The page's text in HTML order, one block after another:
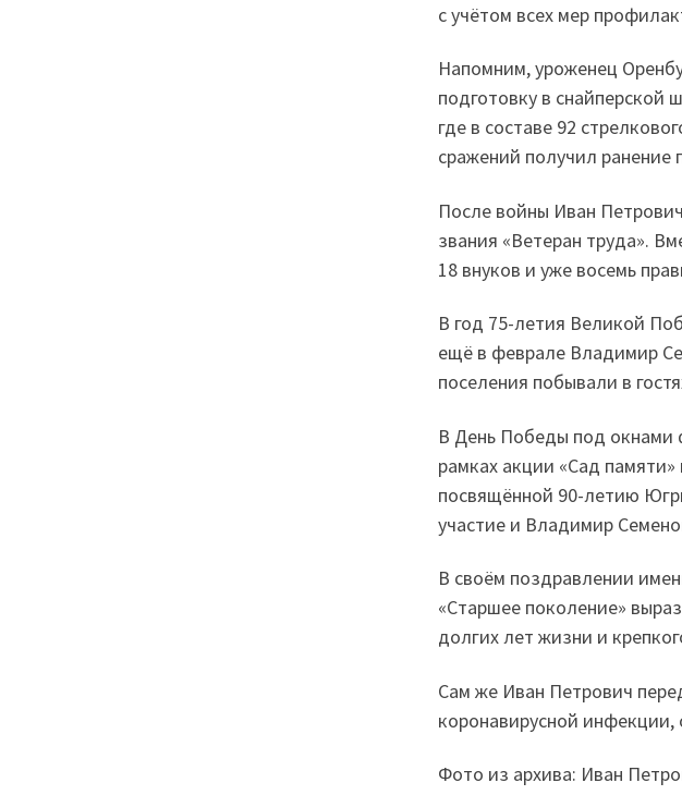
с учётом всех мер
Напомним, уроженец
подготовку в
где в составе 92
сражений получил ранение
После войны Иван
звания «Ветеран труда».
18 внуков и уже восемь
В год 75-летия Великой
ещё в феврале Владимир
поселения побывали в
В День Победы под окнами
рамках акции «Сад
посвящённой 90-летию
участие и Владимир
В своём поздравлении
«Старшее поколение»
долгих лет жизни и
Сам же Иван Петрович
коронавирусной инфекции,
Фото из архива: Иван